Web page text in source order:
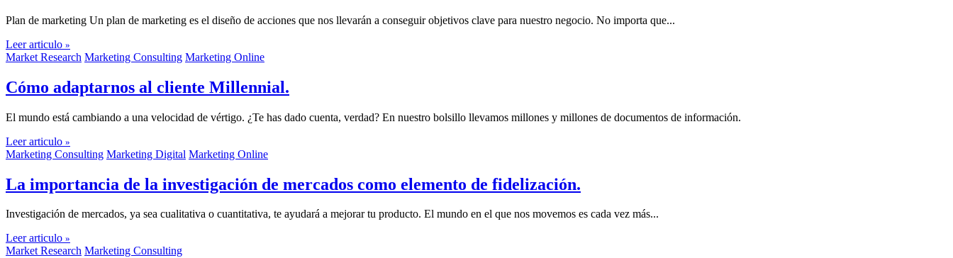
Plan de marketing Un plan de marketing es el diseño de acciones que nos llevarán a conseguir objetivos clave para nuestro negocio. No importa que...
Leer articulo »
Market Research Marketing Consulting Marketing Online
Cómo adaptarnos al cliente Millennial.
El mundo está cambiando a una velocidad de vértigo. ¿Te has dado cuenta, verdad? En nuestro bolsillo llevamos millones y millones de documentos de información.
Leer articulo »
Marketing Consulting Marketing Digital Marketing Online
La importancia de la investigación de mercados como elemento de fidelización.
Investigación de mercados, ya sea cualitativa o cuantitativa, te ayudará a mejorar tu producto. El mundo en el que nos movemos es cada vez más...
Leer articulo »
Market Research Marketing Consulting